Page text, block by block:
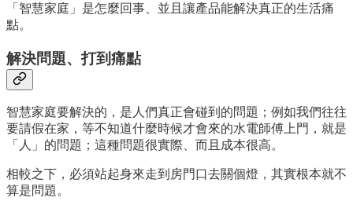
「智慧家庭」是怎麼回事、並且讓產品能解決真正的生活痛
點。
解決問題、打到痛點
智慧家庭要解決的，是人們真正會碰到的問題；例如我們往往
要請假在家，等不知道什麼時候才會來的水電師傅上門，就是
「人」的問題；這種問題很實際、而且成本很高。
相較之下，必須站起身來走到房門口去關個燈，其實根本就不
算是問題。